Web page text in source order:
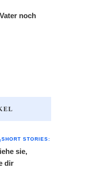
noch
SHORT STORIES:
sie,
dir